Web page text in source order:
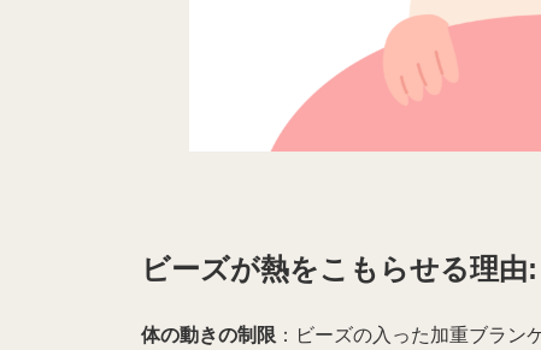
ビーズが熱をこもらせる理由:
体の動きの制限 ：ビーズの入った加重ブラ